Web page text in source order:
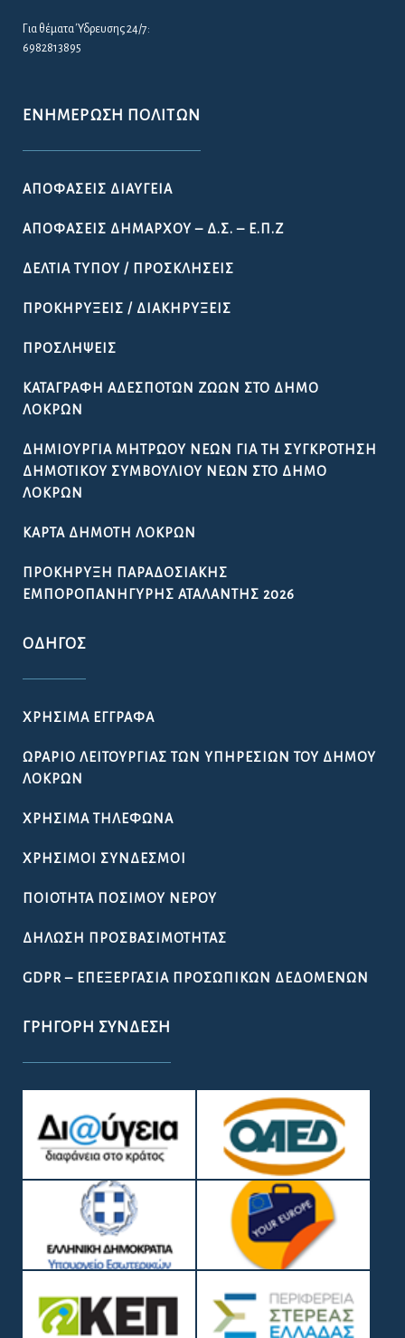
Για θέματα Ύδρευσης 24/7:
6982813895
ΕΝΗΜΈΡΩΣΗ ΠΟΛΙΤΏΝ
ΑΠΟΦΆΣΕΙΣ ΔΙΑΎΓΕΙΑ
ΑΠΟΦΆΣΕΙΣ ΔΗΜΆΡΧΟΥ – Δ.Σ. – Ε.Π.Ζ
ΔΕΛΤΊΑ ΤΎΠΟΥ / ΠΡΟΣΚΛΉΣΕΙΣ
ΠΡΟΚΗΡΎΞΕΙΣ / ΔΙΑΚΗΡΎΞΕΙΣ
ΠΡΟΣΛΉΨΕΙΣ
ΚΑΤΑΓΡΑΦΉ ΑΔΈΣΠΟΤΩΝ ΖΏΩΝ ΣΤΟ ΔΉΜΟ
ΛΟΚΡΏΝ
ΔΗΜΙΟΥΡΓΊΑ ΜΗΤΡΏΟΥ ΝΈΩΝ ΓΙΑ ΤΗ ΣΥΓΚΡΌΤΗΣΗ
ΔΗΜΟΤΙΚΟΎ ΣΥΜΒΟΥΛΊΟΥ ΝΈΩΝ ΣΤΟ ΔΉΜΟ
ΛΟΚΡΏΝ
ΚΆΡΤΑ ΔΗΜΌΤΗ ΛΟΚΡΏΝ
ΠΡΟΚΉΡΥΞΗ ΠΑΡΑΔΟΣΙΑΚΉΣ
ΕΜΠΟΡΟΠΑΝΉΓΥΡΗΣ ΑΤΑΛΆΝΤΗΣ 2026
ΟΔΗΓΌΣ
ΧΡΉΣΙΜΑ ΈΓΓΡΑΦΑ
ΩΡΆΡΙΟ ΛΕΙΤΟΥΡΓΊΑΣ ΤΩΝ ΥΠΗΡΕΣΙΏΝ ΤΟΥ ΔΉΜΟΥ
ΛΟΚΡΏΝ
ΧΡΉΣΙΜΑ ΤΗΛΈΦΩΝΑ
ΧΡΉΣΙΜΟΙ ΣΎΝΔΕΣΜΟΙ
ΠΟΙΌΤΗΤΑ ΠΌΣΙΜΟΥ ΝΕΡΟΎ
ΔΉΛΩΣΗ ΠΡΟΣΒΑΣΙΜΌΤΗΤΑΣ
GDPR – ΕΠΕΞΕΡΓΑΣΙΑ ΠΡΟΣΩΠΙΚΩΝ ΔΕΔΟΜΕΝΩΝ
ΓΡΉΓΟΡΗ ΣΎΝΔΕΣΗ